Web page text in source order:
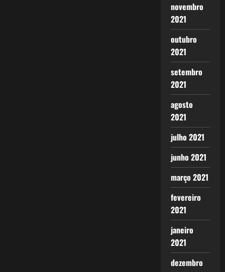
novembro
2021
outubro
2021
setembro
2021
agosto
2021
julho 2021
junho 2021
março 2021
fevereiro
2021
janeiro
2021
dezembro